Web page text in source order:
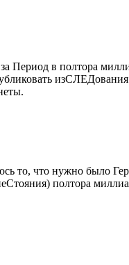
в полтора
то, что нужно было
полтора